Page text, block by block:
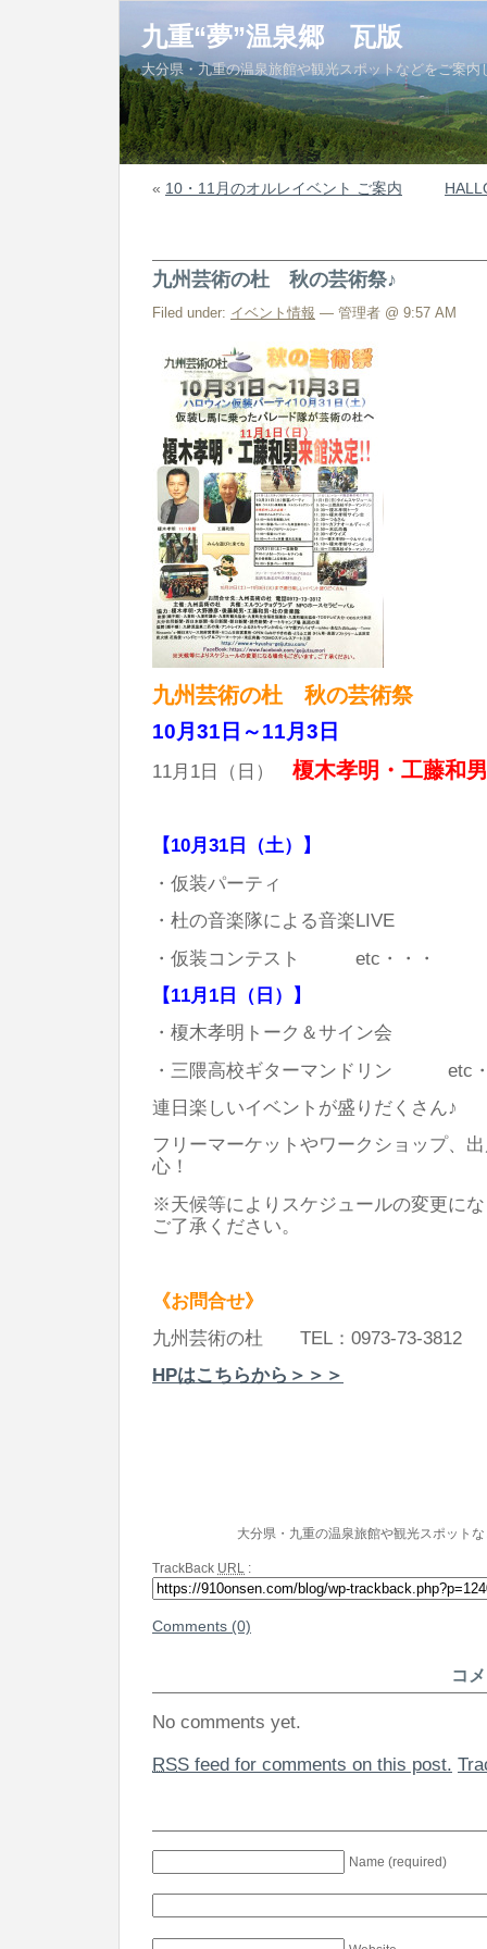
九重“夢”温泉郷 瓦版
大分県・九重の温泉旅館や観光スポットなどをご案内
« 10・11月のオルレイベント ご案内
九州芸術の杜 秋の芸術祭♪
Filed under: イベント情報 — 管理者 @ 9:57 AM
九州芸術の杜 秋の芸術祭
10月31日～11月3日
11月1日（日） 榎木孝明・工藤和
【10月31日（土）】
・仮装パーティ
・杜の音楽隊による音楽LIVE
・仮装コンテスト etc・・・
【11月1日（日）】
・榎木孝明トーク＆サイン会
・三隈高校ギターマンドリン etc
連日楽しいイベントが盛りだくさん♪
フリーマーケットやワークショップ、
心！
※天候等によりスケジュールの変更に
ご了承ください。
《お問合せ》
九州芸術の杜 TEL：0973-73-3812
HPはこちらから＞＞＞
大分県・九重の温泉旅館や観光スポット
TrackBack URL :
Comments (0)
コ
No comments yet.
RSS feed for comments on this post.
Name (required)